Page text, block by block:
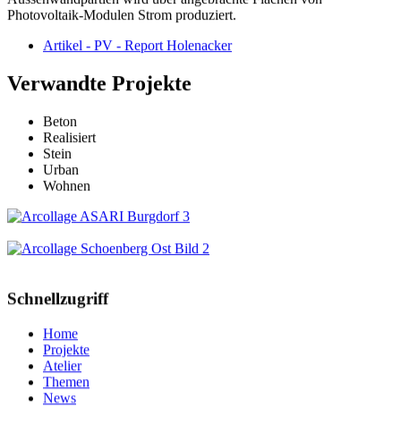
Photovoltaik-Modulen Strom produziert.
Artikel - PV - Report Holenacker
Verwandte Projekte
Beton
Realisiert
Stein
Urban
Wohnen
Schnellzugriff
Home
Projekte
Atelier
Themen
News